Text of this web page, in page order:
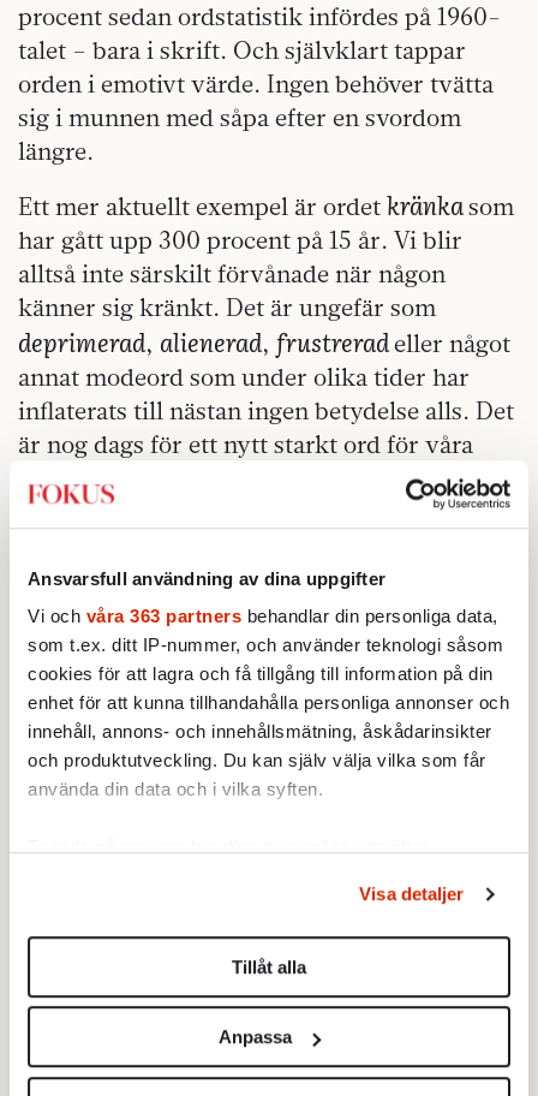
Ansvarsfull användning av dina uppgifter
Vi och våra 363 partners behandlar din personliga data,
som t.ex. ditt IP-nummer, och använder teknologi såsom
cookies för att lagra och få tillgång till information på din
enhet för att kunna tillhandahålla personliga annonser och
innehåll, annons- och innehållsmätning, åskådarinsikter
och produktutveckling. Du kan själv välja vilka som får
använda din data och i vilka syften.
Du kan ändra eller dra tillbaka ditt samtycke när som
helst från cookie-förklaringen.
Vi använder enhetsidentifierare för att anpassa innehållet
för sociala medier och analysera vår trafik. Vi
vidarebefordrar även sådana identifierare och annan
Visa detaljer
Tillåt alla
Anpassa
procent sedan ordstatistik infördes på 1960-
talet – bara i skrift. Och självklart tappar
orden i emotivt värde. Ingen behöver tvätta
sig i munnen med såpa efter en svordom
längre.
Ett mer aktuellt exempel är ordet kränkasom
har gått upp 300 procent på 15 år. Vi blir
alltså inte särskilt förvånade när någon
känner sig kränkt. Det är ungefär som
deprimerad, alienerad, frustreradeller något
annat modeord som under olika tider har
inflaterats till nästan ingen betydelse alls. Det
är nog dags för ett nytt starkt ord för våra
motgångar. Och nu vet vi hur vi ska stärka
det: snåla med användningen.
Att värdera är något naturligt för människor,
och det behöver inte vara något magiskt alls.
Alla mänskliga språk innehåller därför
värderingsmotsatser somsnål/sparsam,
hållningslös/flexibel,rigid/principfast,
populistisk/trendkänsligoch så vidare. Det är
heller inte ovanligt med tripletter, till
petig
noggrannoch det positivaomsorgsfull. De
ena ordens värdering har odlats fram i positiv
kontext, de andra i negativ. Vi kan ju »böja
verb«: jag är fokuserad, du är envis, han är
halsstarrig. Optimisterna gläder sig åt sin
halvfulla flaska medan pessimisterna klagar
över sin halvtomma.